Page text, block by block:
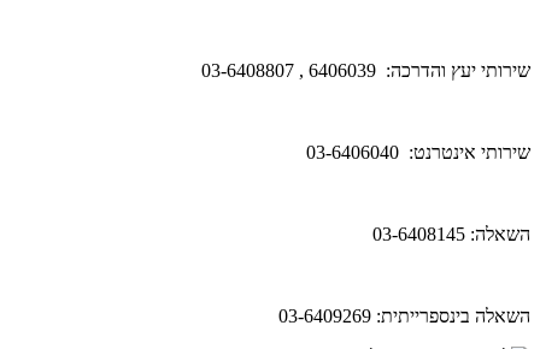
שירותי יעץ והדרכה: 6406039 , 03-6408807
שירותי אינטרנט: 03-6406040
השאלה: 03-6408145
השאלה בינספרייתית: 03-6409269